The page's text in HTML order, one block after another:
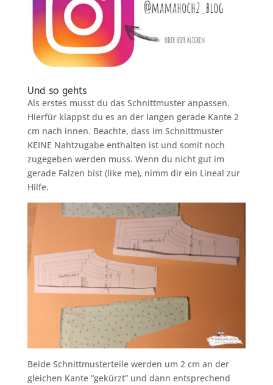
Und so gehts
Als erstes musst du das Schnittmuster anpassen.
Hierfür klappst du es an der langen gerade Kante 2
cm nach innen. Beachte, dass im Schnittmuster
KEINE Nahtzugabe enthalten ist und somit noch
zugegeben werden muss. Wenn du nicht gut im
gerade Falzen bist (like me), nimm dir ein Lineal zur
Hilfe.
Beide Schnittmusterteile werden um 2 cm an der
gleichen Kante “gekürzt” und dann entsprechend